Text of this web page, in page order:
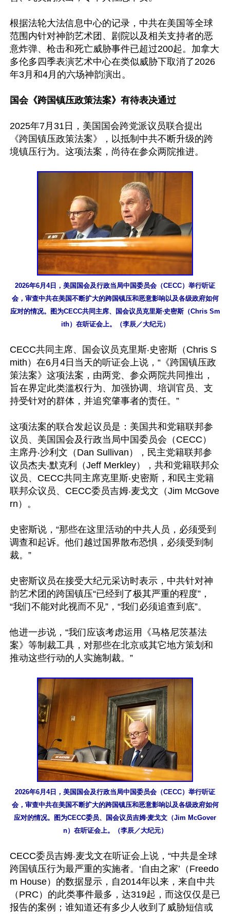
根据法轮大法信息中心的记录，中共在美国等全球
范围内针对神韵艺术团、剧院以及相关支持者的恶
意炸弹、枪击和死亡威胁事件已超过200起。加拿大
多伦多四季表演艺术中心在类似威胁下取消了2026
年3月和4月的六场神韵演出。
国会《跨国镇压政策法案》有待表决通过
2025年7月31日，美国国会跨党派议员联合提出
《跨国镇压政策法案》，以抵制中共不断升级的跨
境镇压行为。这项法案，尚待在参众两院推进。
2026年6月4日，美国国会及行政当局中国委员会（CECC）举行听证
会，审查中共在美国不断扩大的跨国镇压和恶意影响以及各级政府如何
应对的情况。图为CECC共同主席、国会议员克里斯‧史密斯（Chris Sm
ith）在听证会上。（李辰／大纪元）
CECC共同主席、国会议员克里斯‧史密斯（Chris S
mith）在6月4日当天的听证会上说，“《跨国镇压政
策法案》这项法案，由两党、参众两院共同推出，
旨在界定此类滥权行为、加强协调、培训官员、支
持受针对的群体，并追究肇事者的责任。”
这项法案的联合发起议员是：美国共和党籍联邦参
议员、美国国会及行政当局中国委员会（CECC）
主席丹‧沙利文（Dan Sullivan），民主党籍联邦参
议员杰夫‧默克利（Jeff Merkley），共和党籍联邦众
议员、CECC共同主席克里斯‧史密斯，和民主党籍
联邦众议员、CECC委员吉姆‧麦戈文（Jim McGove
rn）。
史密斯说，“那些在这里活动的中共人员，必须受到
调查和起诉。他们越过国界散布恐惧，必须受到制
裁。”
史密斯议员在接受大纪元采访时表示，中共针对神
韵艺术团的跨国镇压“已经到了极其严重的程度”，
“我们不能对此视而不见”，“我们必须追查到底”。
他进一步说，“我们应该考虑运用《马格尼茨基法
案》等制裁工具，对那些在北京或其它地方策划和
推动这些行动的人实施制裁。”
2026年6月4日，美国国会及行政当局中国委员会（CECC）举行听证
会，审查中共在美国不断扩大的跨国镇压和恶意影响以及各级政府如何
应对的情况。图为CECC委员、国会议员吉姆‧麦戈文（Jim McGover
n）在听证会上。（李辰／大纪元）
CECC委员吉姆‧麦戈文在听证会上说，“中共是全球
跨国镇压行为最严重的实施者。‘自由之家’（Freedo
m House）的数据显示，自2014年以来，来自中共
（PRC）的此类事件最多，达319起，而这仅仅是已
报告的案例；谁知道还有多少人收到了威胁短信或